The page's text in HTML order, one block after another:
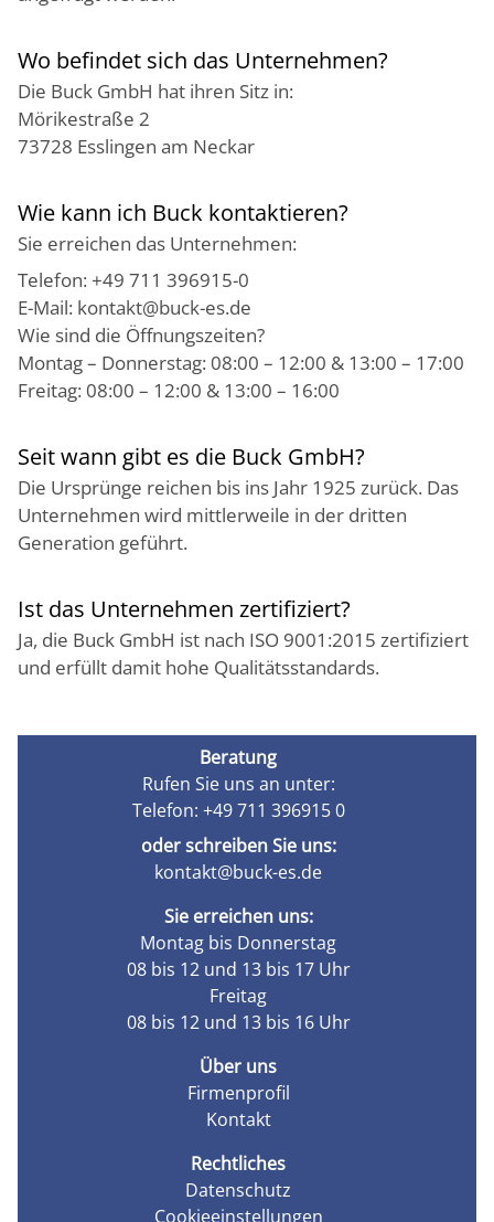
Wo befindet sich das Unternehmen?
Die Buck GmbH hat ihren Sitz in:
Mörikestraße 2
73728 Esslingen am Neckar
Wie kann ich Buck kontaktieren?
Sie erreichen das Unternehmen:
Telefon: +49 711 396915-0
E-Mail: kontakt@buck-es.de
Wie sind die Öffnungszeiten?
Montag – Donnerstag: 08:00 – 12:00 & 13:00 – 17:00
Freitag: 08:00 – 12:00 & 13:00 – 16:00
Seit wann gibt es die Buck GmbH?
Die Ursprünge reichen bis ins Jahr 1925 zurück. Das
Unternehmen wird mittlerweile in der dritten
Generation geführt.
Ist das Unternehmen zertifiziert?
Ja, die Buck GmbH ist nach ISO 9001:2015 zertifiziert
und erfüllt damit hohe Qualitätsstandards.
Beratung
Rufen Sie uns an unter:
Telefon: +49 711 396915 0
oder schreiben Sie uns:
kontakt@buck-es.de
Sie erreichen uns:
Montag bis Donnerstag
08 bis 12 und 13 bis 17 Uhr
Freitag
08 bis 12 und 13 bis 16 Uhr
Über uns
Firmenprofil
Kontakt
Rechtliches
Datenschutz
Cookieeinstellungen